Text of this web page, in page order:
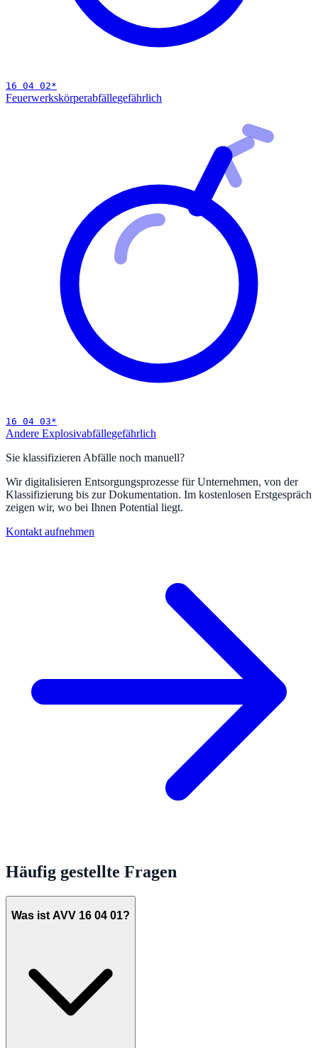
16 04 02*
Feuerwerkskörperabfällegefährlich
16 04 03*
Andere Explosivabfällegefährlich
Sie klassifizieren Abfälle noch manuell?
Wir digitalisieren Entsorgungsprozesse für Unternehmen, von der
Klassifizierung bis zur Dokumentation. Im kostenlosen Erstgespräch
zeigen wir, wo bei Ihnen Potential liegt.
Kontakt aufnehmen
Häufig gestellte Fragen
Was ist AVV 16 04 01?